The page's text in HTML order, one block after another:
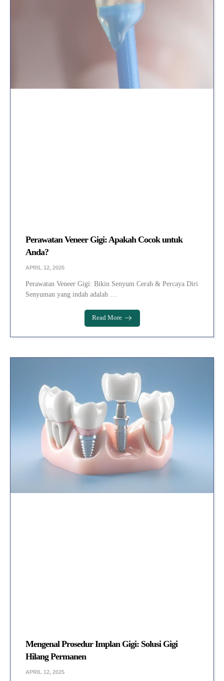
Perawatan Veneer Gigi: Apakah Cocok untuk
Anda?
APRIL 12, 2025
Perawatan Veneer Gigi: Bikin Senyum Cerah & Percaya Diri
Senyuman yang indah adalah …
Read More
Mengenal Prosedur Implan Gigi: Solusi Gigi
Hilang Permanen
APRIL 12, 2025